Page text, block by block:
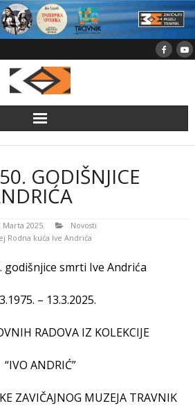
GODIŠNJICE
Marta 2025.
Novosti
Rodna kuća Ive Andrića
godišnjice smrti Ive Andrića
– 13.3.2025.
RADOVA IZ KOLEKCIJE
“IVO ANDRIĆ”
ZAVIČAJNOG MUZEJA TRAVNIK